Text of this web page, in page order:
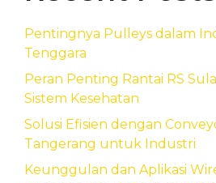
Pentingnya Pulleys dalam
Tenggara
Peran Penting Rantai RS
Sistem Kesehatan
Solusi Efisien dengan
Tangerang untuk Industri
Keunggulan dan Aplikasi